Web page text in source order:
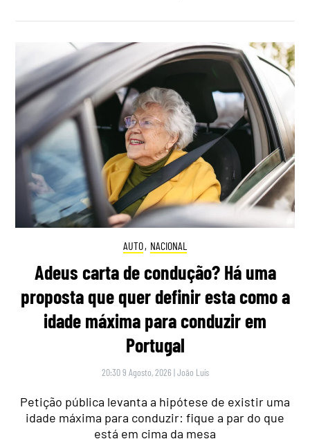
AUTO, NACIONAL
Adeus carta de condução? Há uma
proposta que quer definir esta como a
idade máxima para conduzir em
Portugal
20:30 9 Agosto, 2026 |João Luís
Petição pública levanta a hipótese de existir uma
idade máxima para conduzir: fique a par do que
está em cima da mesa